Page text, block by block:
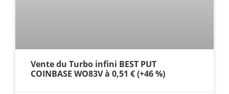
Vente du Turbo infini BEST PUT
COINBASE WO83V à 0,51 € (+46 %)